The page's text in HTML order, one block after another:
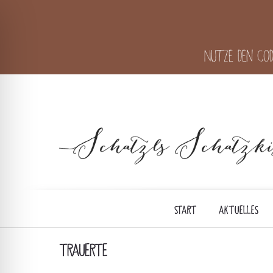
Nutze den
START AKTUELLES
TRAUERTE